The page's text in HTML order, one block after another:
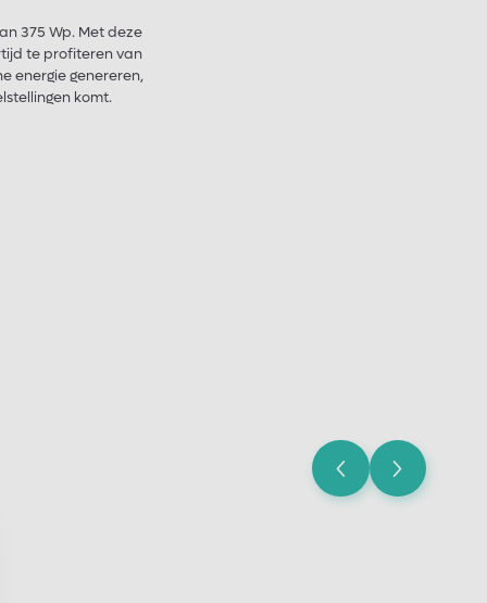
375 Wp. Met deze
te profiteren van
energie genereren,
komt.